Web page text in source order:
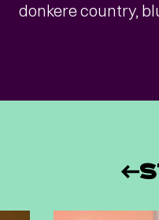
donkere country,